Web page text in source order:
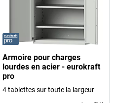
Armoire pour charges
lourdes en acier - eurokraft
pro
4 tablettes sur toute la largeur